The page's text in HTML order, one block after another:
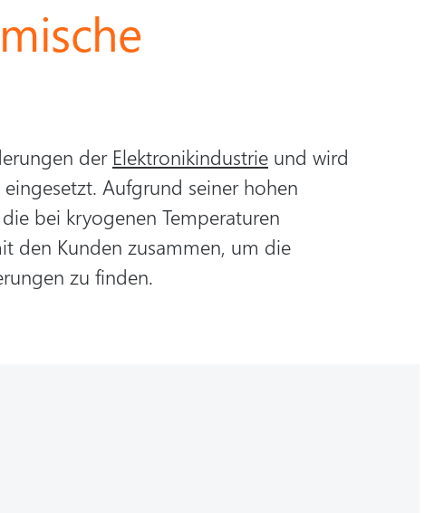
der Elektronikindustrie und wird
Aufgrund seiner hohen
bei kryogenen Temperaturen
den Kunden zusammen, um die
zu finden.